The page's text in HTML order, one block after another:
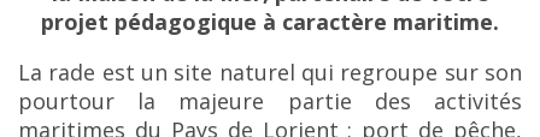
projet pédagogique à caractère maritime.
La rade est un site naturel qui regroupe sur son
pourtour la majeure partie des activités
maritimes du Pays de Lorient : port de pêche,